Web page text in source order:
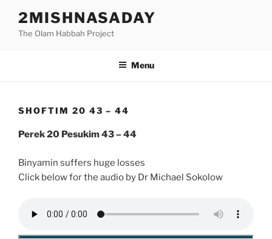
content
2MISHNASADAY
The Olam Habbah Project
Menu
SHOFTIM 20 43 – 44
Perek 20 Pesukim 43 – 44
Binyamin suffers huge losses
Click below for the audio by Dr Michael Sokolow